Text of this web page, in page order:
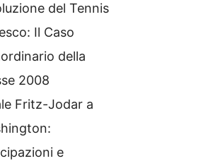
del Tennis
Il Caso
della
2008
Fritz-Jodar a
e